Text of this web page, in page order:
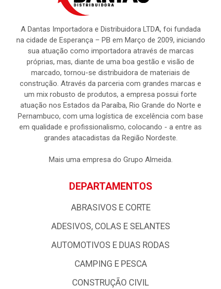
A Dantas Importadora e Distribuidora LTDA, foi fundada
na cidade de Esperança – PB em Março de 2009, iniciando
sua atuação como importadora através de marcas
próprias, mas, diante de uma boa gestão e visão de
marcado, tornou-se distribuidora de materiais de
construção. Através da parceria com grandes marcas e
um mix robusto de produtos, a empresa possui forte
atuação nos Estados da Paraíba, Rio Grande do Norte e
Pernambuco, com uma logística de excelência com base
em qualidade e profissionalismo, colocando - a entre as
grandes atacadistas da Região Nordeste.
Mais uma empresa do Grupo Almeida.
DEPARTAMENTOS
ABRASIVOS E CORTE
ADESIVOS, COLAS E SELANTES
AUTOMOTIVOS E DUAS RODAS
CAMPING E PESCA
CONSTRUÇÃO CIVIL